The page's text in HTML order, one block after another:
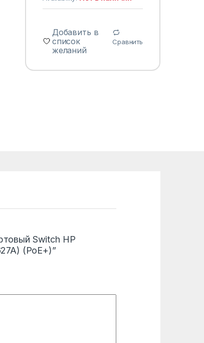
Добавить в
список
желаний
Сравнить
Switch HP
(PoE+)”